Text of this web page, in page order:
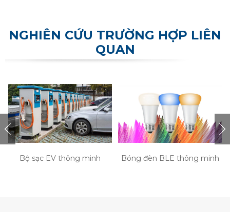
NGHIÊN CỨU TRƯỜNG HỢP LIÊN
QUAN
Bộ sạc EV thông minh Bóng đèn BLE thông minh